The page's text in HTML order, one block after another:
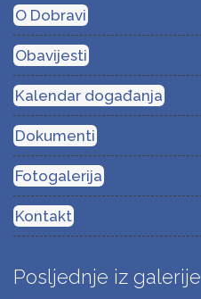
O Dobravi
Obavijesti
Kalendar događanja
Dokumenti
Fotogalerija
Kontakt
Posljednje iz galerije